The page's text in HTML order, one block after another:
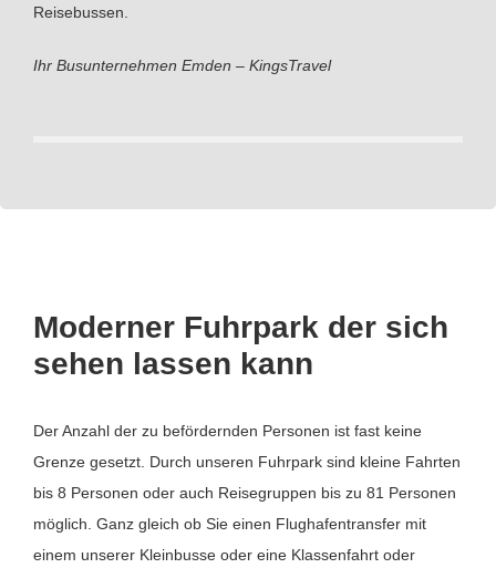
Reisebussen.
Ihr Busunternehmen Emden – KingsTravel
Moderner Fuhrpark der sich
sehen lassen kann
Der Anzahl der zu befördernden Personen ist fast keine
Grenze gesetzt. Durch unseren Fuhrpark sind kleine Fahrten
bis 8 Personen oder auch Reisegruppen bis zu 81 Personen
möglich. Ganz gleich ob Sie einen Flughafentransfer mit
einem unserer Kleinbusse oder eine Klassenfahrt oder